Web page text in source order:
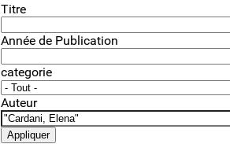
Titre
Année de Publication
categorie
Auteur